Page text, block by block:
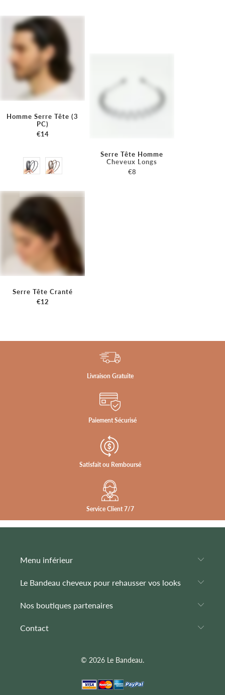
“
Homme Serre Tête (3
PC)
€14
Serre Tête Homme
Cheveux Longs
€8
Serre Tête Cranté
€12
Livraison Gratuite
Paiement Sécurisé
Satisfait ou Remboursé
Service Client 7/7
Menu inférieur
Le Bandeau cheveux pour rehausser vos looks
Nos boutiques partenaires
Contact
© 2026 Le Bandeau.